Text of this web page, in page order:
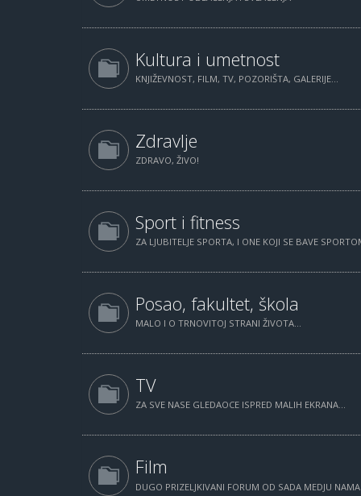
Kultura i umetnost
KNJIŽEVNOST, FILM, TV, POZORIŠTA, GALERIJE...
Zdravlje
ZDRAVO, ŽIVO!
Sport i fitness
ZA LJUBITELJE SPORTA, I ONE KOJI SE BAVE
Posao, fakultet, škola
MALO I O TRNOVITOJ STRANI ŽIVOTA...
TV
ZA SVE NASE GLEDAOCE ISPRED MALIH EKRANA...
Film
DUGO PRIZELJKIVANI FORUM OD SADA MEDJU